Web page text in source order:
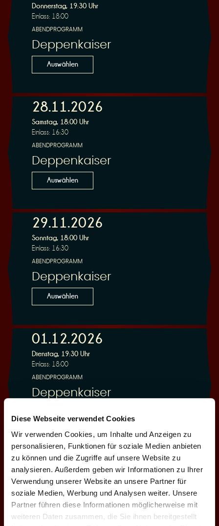
Diese Webseite verwendet Cookies
Wir verwenden Cookies, um Inhalte und Anzeigen zu
personalisieren, Funktionen für soziale Medien anbieten
zu können und die Zugriffe auf unsere Website zu
analysieren. Außerdem geben wir Informationen zu Ihrer
Verwendung unserer Website an unsere Partner für
soziale Medien, Werbung und Analysen weiter. Unsere
Partner führen diese Informationen möglicherweise mit
weiteren Daten zusammen, die Sie ihnen bereitgestellt
Donnerstag, 19:30 Uhr
Einlass: 18:00
ABENDPROGRAMM
Deppenkaiser
Auswählen
28.11.2026
Samstag, 18:00 Uhr
Einlass: 16:30
ABENDPROGRAMM
Deppenkaiser
Auswählen
29.11.2026
Sonntag, 18:00 Uhr
Einlass: 16:30
ABENDPROGRAMM
Deppenkaiser
Auswählen
01.12.2026
Dienstag, 19:30 Uhr
Einlass: 18:00
ABENDPROGRAMM
Deppenkaiser
03.12.2026
Donnerstag, 19:30 Uhr
Einlass: 18:00
ABENDPROGRAMM
Deppenkaiser